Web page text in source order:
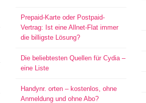
Prepaid-Karte oder Postpaid-
Vertrag: Ist eine Allnet-Flat immer
die billigste Lösung?
Die beliebtesten Quellen für Cydia –
eine Liste
Handynr. orten – kostenlos, ohne
Anmeldung und ohne Abo?